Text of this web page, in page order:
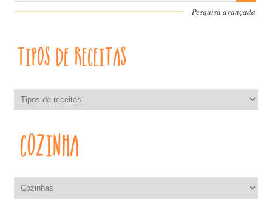
Pesquisa avançada